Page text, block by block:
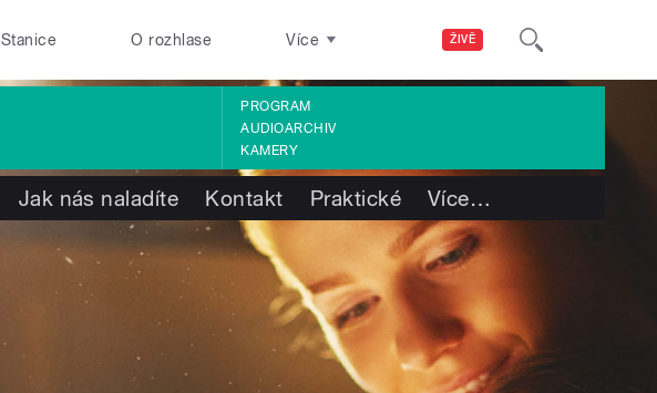
ŽIVĚ
Stanice O rozhlase Více
PROGRAM
AUDIOARCHIV
KAMERY
Jak nás naladíte Kontakt Praktické Více…